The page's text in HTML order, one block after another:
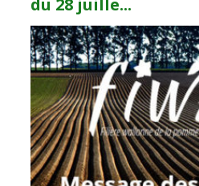
du 28 juille...